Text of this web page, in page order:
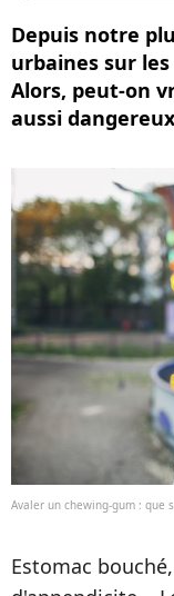
Depuis notre
urbaines sur
Alors, peut-on
aussi
Avaler un chewing-gum : que
Estomac